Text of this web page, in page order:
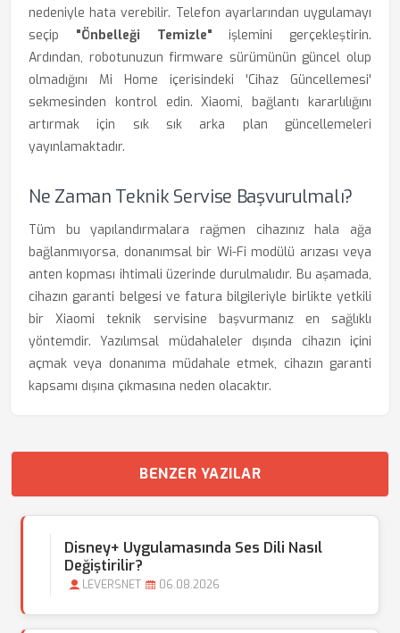
nedeniyle hata verebilir. Telefon ayarlarından uygulamayı
seçip "Önbelleği Temizle" işlemini gerçekleştirin.
Ardından, robotunuzun firmware sürümünün güncel olup
olmadığını Mi Home içerisindeki 'Cihaz Güncellemesi'
sekmesinden kontrol edin. Xiaomi, bağlantı kararlılığını
artırmak için sık sık arka plan güncellemeleri
yayınlamaktadır.
Ne Zaman Teknik Servise Başvurulmalı?
Tüm bu yapılandırmalara rağmen cihazınız hala ağa
bağlanmıyorsa, donanımsal bir Wi-Fi modülü arızası veya
anten kopması ihtimali üzerinde durulmalıdır. Bu aşamada,
cihazın garanti belgesi ve fatura bilgileriyle birlikte yetkili
bir Xiaomi teknik servisine başvurmanız en sağlıklı
yöntemdir. Yazılımsal müdahaleler dışında cihazın içini
açmak veya donanıma müdahale etmek, cihazın garanti
kapsamı dışına çıkmasına neden olacaktır.
BENZER YAZILAR
Disney+ Uygulamasında Ses Dili Nasıl
Değiştirilir?
LEVERSNET 06.08.2026